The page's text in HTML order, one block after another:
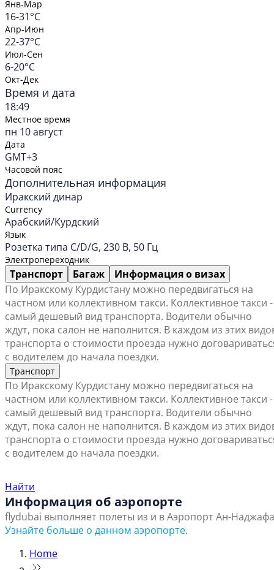
Янв-Мар
16-31°C
Апр-Июн
22-37°C
Июл-Сен
6-20°C
Окт-Дек
Время и дата
18:49
Местное время
пн 10 август
Дата
GMT+3
Часовой пояс
Дополнительная информация
Иракский динар
Currency
Арабский/Курдский
Язык
Розетка типа C/D/G, 230 В, 50 Гц
Электропереходник
Транспорт Багаж
Информация о визах
По Иракскому Курдистану можно передвигаться на
частном или коллективном такси. Коллективное такси -
самый дешевый вид транспорта. Водители обычно
ждут, пока салон не наполнится. В каждом из этих
транспорта о стоимости проезда нужно
с водителем до начала поездки.
Транспорт
По Иракскому Курдистану можно передвигаться на
частном или коллективном такси. Коллективное такси -
самый дешевый вид транспорта. Водители обычно
ждут, пока салон не наполнится. В каждом из этих
транспорта о стоимости проезда нужно
с водителем до начала поездки.
Найти
Информация об аэропорте
flydubai выполняет полеты из и в Аэропорт Ан-
Узнайте больше о данном аэропорте.
Home